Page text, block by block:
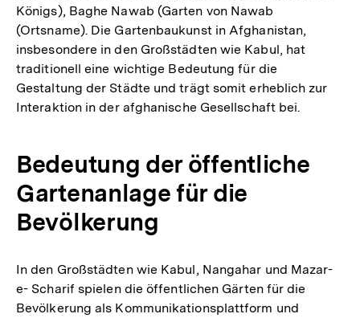
Königs), Baghe Nawab (Garten von Nawab
(Ortsname). Die Gartenbaukunst in Afghanistan,
insbesondere in den Großstädten wie Kabul, hat
traditionell eine wichtige Bedeutung für die
Gestaltung der Städte und trägt somit erheblich zur
Interaktion in der afghanische Gesellschaft bei.
Bedeutung der öffentliche
Gartenanlage für die
Bevölkerung
In den Großstädten wie Kabul, Nangahar und Mazar-
e- Scharif spielen die öffentlichen Gärten für die
Bevölkerung als Kommunikationsplattform und